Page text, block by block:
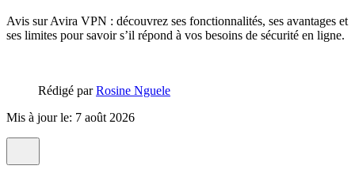
Avis sur Avira VPN : découvrez ses fonctionnalités, ses avantages et
ses limites pour savoir s’il répond à vos besoins de sécurité en ligne.
Rédigé parRosine Nguele
Mis à jour le: 7 août 2026